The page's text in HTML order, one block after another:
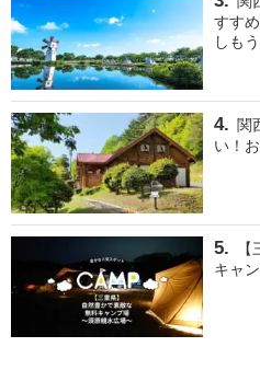
すす
しもう
関
い！
キャ